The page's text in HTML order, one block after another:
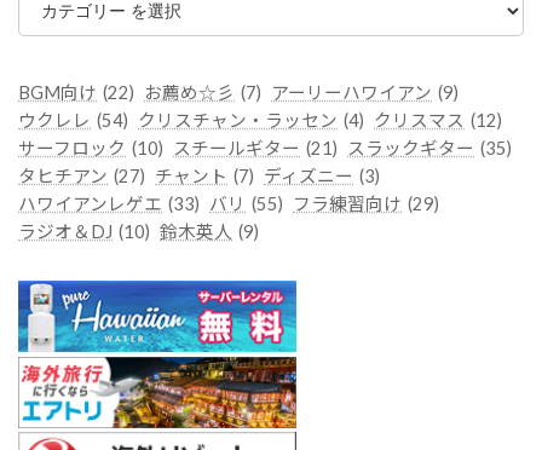
ゴ
ー
BGM向け (22) お薦め☆彡 (7) アーリーハワイアン (9)
ウクレレ (54) クリスチャン・ラッセン (4) クリスマス (12)
サーフロック (10) スチールギター (21) スラックギター (35)
タヒチアン (27) チャント (7) ディズニー (3)
ハワイアンレゲエ (33) バリ (55) フラ練習向け (29)
ラジオ＆DJ (10) 鈴木英人 (9)